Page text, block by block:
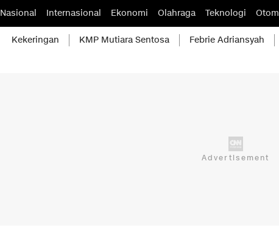
Nasional Internasional Ekonomi Olahraga Teknologi
Kekeringan KMP Mutiara Sentosa Febrie Adriansyah